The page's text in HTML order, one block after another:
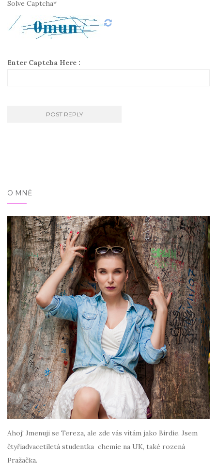
Solve Captcha*
Enter Captcha Here :
O MNĚ
Ahoj! Jmenuji se Tereza, ale zde vás vítám jako Birdie. Jsem
čtyřiadvacetiletá studentka chemie na UK, také rozená
Pražačka.